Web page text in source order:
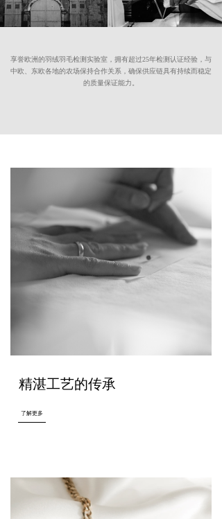
了解更多
精湛工艺的传承
享誉欧洲的羽绒羽毛检测实验室，拥有超过25年检测认证经验，与
中欧、东欧各地的农场保持合作关系，确保供应链具有持续而稳定
的质量保证能力。